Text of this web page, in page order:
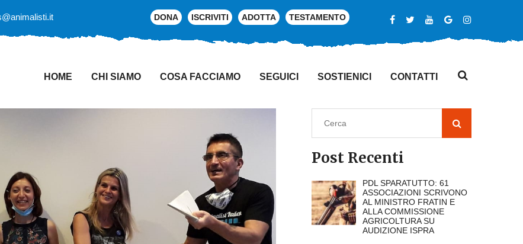
DONA ISCRIVITI ADOTTA TESTAMENTO
HOME CHI SIAMO COSA FACCIAMO SEGUICI SOSTIENICI CONTATTI
Post Recenti
PDL SPARATUTTO: 61
ASSOCIAZIONI SCRIVONO
AL MINISTRO FRATIN E
ALLA COMMISSIONE
AGRICOLTURA SU
AUDIZIONE ISPRA